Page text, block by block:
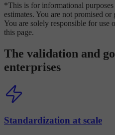
*This is for informational purposes
estimates. You are not promised
You are solely responsible for use
this page.
The validation and
enterprises
Standardization at scale